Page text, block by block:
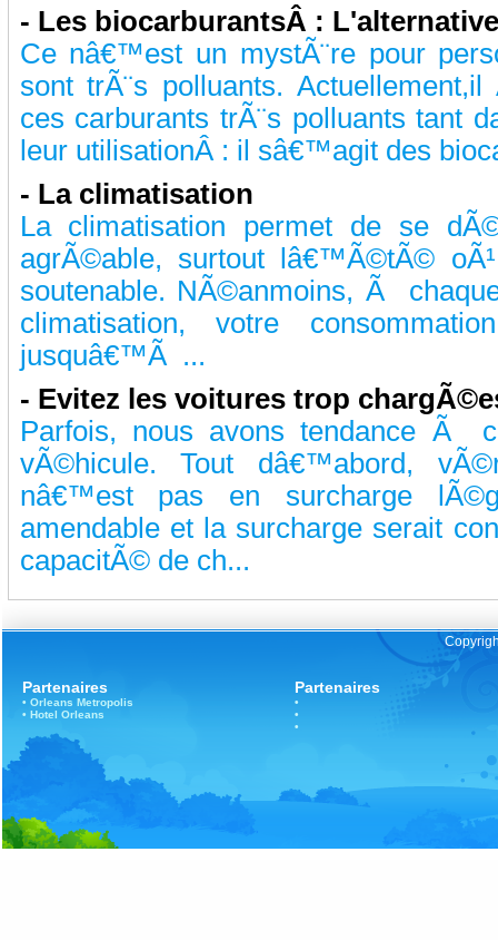
- Les biocarburantsÂ : L'alternative
Ce nâ€™est un mystÃ¨re pour
sont trÃ¨s polluants.
ces carburants trÃ¨s polluants tant
leur utilisationÂ : il sâ€™agit des
- La climatisation
La climatisation permet de se
agrÃ©able, surtout lâ€™Ã©tÃ©
soutenable. NÃ©anmoins, Ã
climatisation, votre
jusquâ€™Ã ...
- Evitez les voitures trop
Parfois, nous avons tendance Ã
vÃ©hicule. Tout dâ€™abord,
nâ€™est pas en surcharge
amendable et la surcharge serait
capacitÃ© de ch...
Partenaires
• Orleans Metropolis
• Hotel Orleans
Partenaires
•
•
•